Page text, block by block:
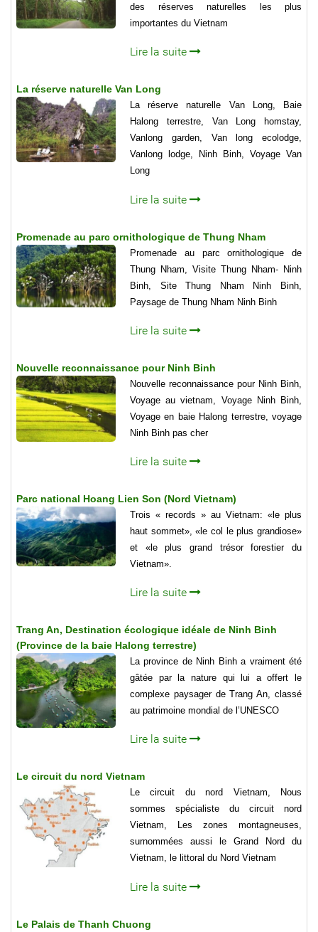
des réserves naturelles les plus
importantes du Vietnam
Lire la suite
La réserve naturelle Van Long
La réserve naturelle Van Long, Baie
Halong terrestre, Van Long homstay,
Vanlong garden, Van long ecolodge,
Vanlong lodge, Ninh Binh, Voyage Van
Long
Lire la suite
Promenade au parc ornithologique de Thung Nham
Promenade au parc ornithologique de
Thung Nham, Visite Thung Nham- Ninh
Binh, Site Thung Nham Ninh Binh,
Paysage de Thung Nham Ninh Binh
Lire la suite
Nouvelle reconnaissance pour Ninh Binh
Nouvelle reconnaissance pour Ninh Binh,
Voyage au vietnam, Voyage Ninh Binh,
Voyage en baie Halong terrestre, voyage
Ninh Binh pas cher
Lire la suite
Parc national Hoang Lien Son (Nord Vietnam)
Trois « records » au Vietnam: «le plus
haut sommet», «le col le plus grandiose»
et «le plus grand trésor forestier du
Vietnam».
Lire la suite
Trang An, Destination écologique idéale de Ninh Binh
(Province de la baie Halong terrestre)
La province de Ninh Binh a vraiment été
gâtée par la nature qui lui a offert le
complexe paysager de Trang An, classé
au patrimoine mondial de l’UNESCO
Lire la suite
Le circuit du nord Vietnam
Le circuit du nord Vietnam, Nous
sommes spécialiste du circuit nord
Vietnam, Les zones montagneuses,
surnommées aussi le Grand Nord du
Vietnam, le littoral du Nord Vietnam
Lire la suite
Le Palais de Thanh Chuong